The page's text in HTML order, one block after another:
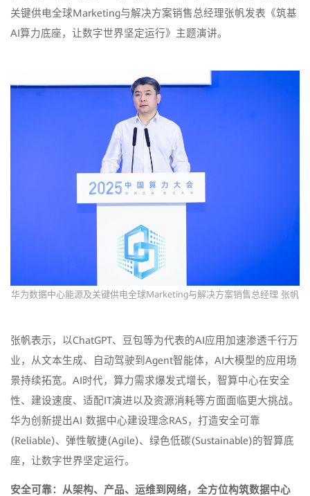
关键供电全球Marketing与解决方案销售总经理张帆发表《筑基
AI算力底座，让数字世界坚定运行》主题演讲。
华为数据中心能源及关键供电全球Marketing与解决方案销售总经理 张帆
张帆表示，以ChatGPT、豆包等为代表的AI应用加速渗透千行万
业，从文本生成、自动驾驶到Agent智能体，AI大模型的应用场
景持续拓宽。AI时代，算力需求爆发式增长，智算中心在安全
性、建设速度、适配IT演进以及资源消耗等方面面临更大挑战。
华为创新提出AI 数据中心建设理念RAS，打造安全可靠
(Reliable)、弹性敏捷(Agile)、绿色低碳(Sustainable)的智算底
座，让数字世界坚定运行。
安全可靠：从架构、产品、运维到网络，全方位构筑数据中心